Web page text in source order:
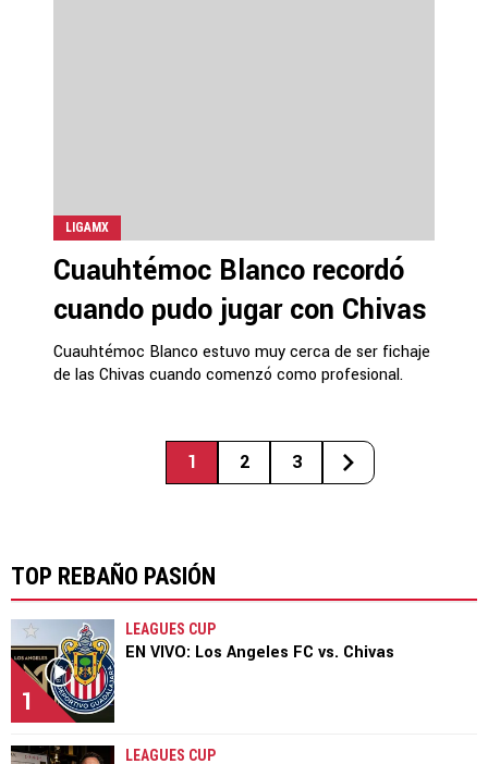
LIGAMX
Cuauhtémoc Blanco recordó
cuando pudo jugar con Chivas
Cuauhtémoc Blanco estuvo muy cerca de ser fichaje
de las Chivas cuando comenzó como profesional.
1 2 3
TOP REBAÑO PASIÓN
1
LEAGUES CUP
EN VIVO: Los Angeles FC vs. Chivas
LEAGUES CUP